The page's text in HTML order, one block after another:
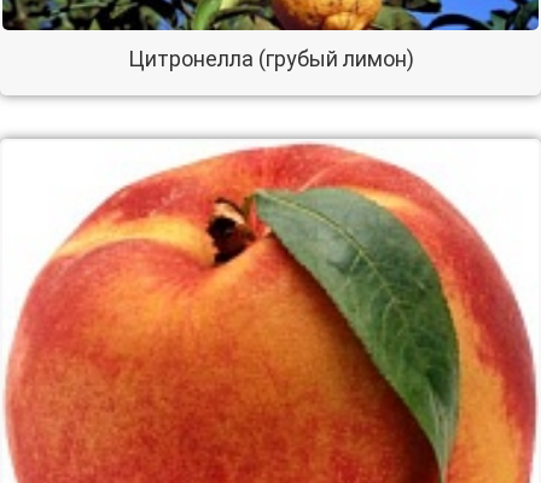
Цитронелла (грубый лимон)